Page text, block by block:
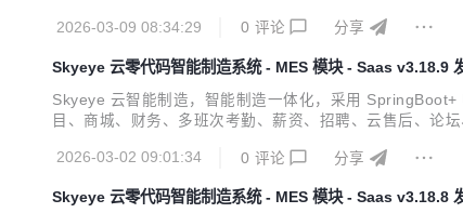
2026-03-09 08:34:29
0 评论 分享
Skyeye 云零代码智能制造系统 - MES 模块 - Saas v3.18.9
Skyeye 云智能制造，智能制造一体化，采用
目、商城、财务、多班次考勤、薪资、招聘、云售后、论
2026-03-02 09:01:34
0 评论 分享
Skyeye 云零代码智能制造系统 - MES 模块 - Saas v3.18.8